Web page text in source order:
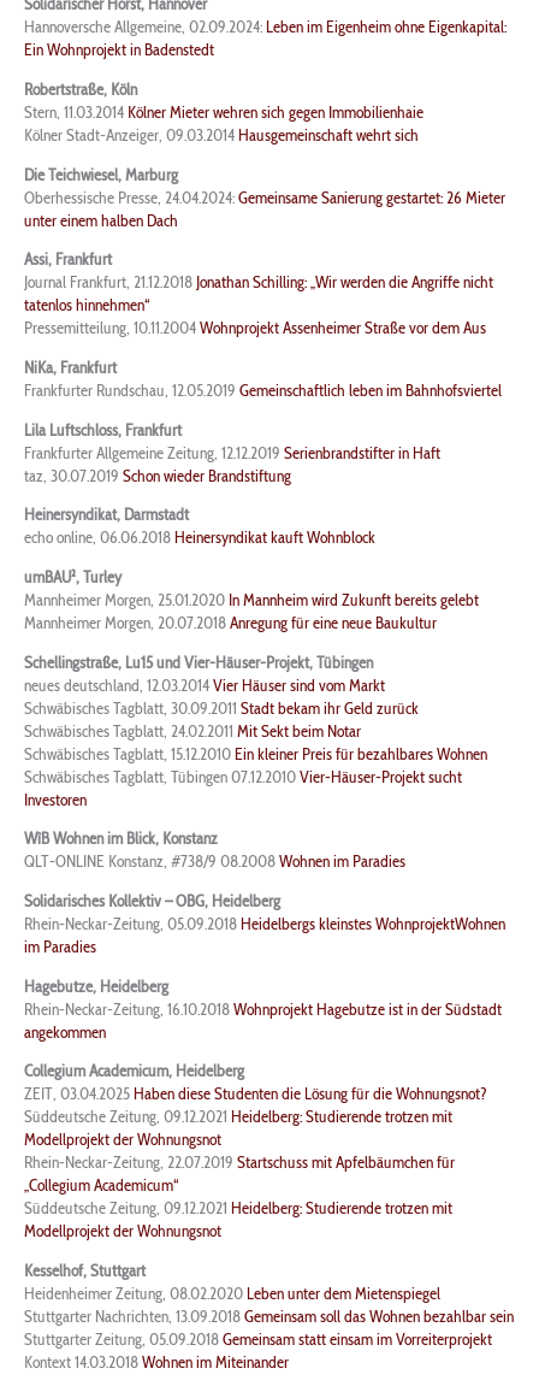
Solidarischer Horst, Hannover
Hannoversche Allgemeine, 02.09.2024: Leben im Eigenheim ohne Eigenkapital:
Ein Wohnprojekt in Badenstedt
Robertstraße, Köln
Stern, 11.03.2014 Kölner Mieter wehren sich gegen Immobilienhaie
Kölner Stadt-Anzeiger, 09.03.2014 Hausgemeinschaft wehrt sich
Die Teichwiesel, Marburg
Oberhessische Presse, 24.04.2024:Gemeinsame Sanierung gestartet: 26 Mieter
unter einem halben Dach
Assi, Frankfurt
Journal Frankfurt, 21.12.2018 Jonathan Schilling: „Wir werden die Angriffe nicht
tatenlos hinnehmen“
Pressemitteilung, 10.11.2004Wohnprojekt Assenheimer Straße vor dem Aus
NiKa, Frankfurt
Frankfurter Rundschau, 12.05.2019 Gemeinschaftlich leben im Bahnhofsviertel
Lila Luftschloss, Frankfurt
Frankfurter Allgemeine Zeitung, 12.12.2019 Serienbrandstifter in Haft
taz, 30.07.2019 Schon wieder Brandstiftung
Heinersyndikat, Darmstadt
echo online, 06.06.2018 Heinersyndikat kauft Wohnblock
umBAU², Turley
Mannheimer Morgen, 25.01.2020 In Mannheim wird Zukunft bereits gelebt
Mannheimer Morgen, 20.07.2018Anregung für eine neue Baukultur
Schellingstraße, Lu15 und Vier-Häuser-Projekt, Tübingen
neues deutschland, 12.03.2014Vier Häuser sind vom Markt
Schwäbisches Tagblatt, 30.09.2011 Stadt bekam ihr Geld zurück
Schwäbisches Tagblatt, 24.02.2011 Mit Sekt beim Notar
Schwäbisches Tagblatt, 15.12.2010 Ein kleiner Preis für bezahlbares Wohnen
Schwäbisches Tagblatt, Tübingen 07.12.2010Vier-Häuser-Projekt sucht
Investoren
WîB Wohnen im Blick, Konstanz
QLT-ONLINE Konstanz, #738/9 08.2008Wohnen im Paradies
Solidarisches Kollektiv – OBG, Heidelberg
Rhein-Neckar-Zeitung, 05.09.2018 Heidelbergs kleinstes WohnprojektWohnen
im Paradies
Hagebutze, Heidelberg
Rhein-Neckar-Zeitung, 16.10.2018Wohnprojekt Hagebutze ist in der Südstadt
angekommen
Collegium Academicum, Heidelberg
ZEIT, 03.04.2025 Haben diese Studenten die Lösung für die Wohnungsnot?
Süddeutsche Zeitung, 09.12.2021 Heidelberg: Studierende trotzen mit
Modellprojekt der Wohnungsnot
Rhein-Neckar-Zeitung, 22.07.2019 Startschuss mit Apfelbäumchen für
„Collegium Academicum“
Süddeutsche Zeitung, 09.12.2021 Heidelberg: Studierende trotzen mit
Modellprojekt der Wohnungsnot
Kesselhof, Stuttgart
Heidenheimer Zeitung, 08.02.2020 Leben unter dem Mietenspiegel
Stuttgarter Nachrichten, 13.09.2018Gemeinsam soll das Wohnen bezahlbar sein
Stuttgarter Zeitung, 05.09.2018Gemeinsam statt einsam im Vorreiterprojekt
Kontext 14.03.2018Wohnen im Miteinander